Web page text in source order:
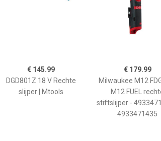
€ 145.99
DGD801Z 18 V Rechte
slijper | Mtools
€ 179.99
Milwaukee M12
M12 FUEL
stiftslijper -
4933471435